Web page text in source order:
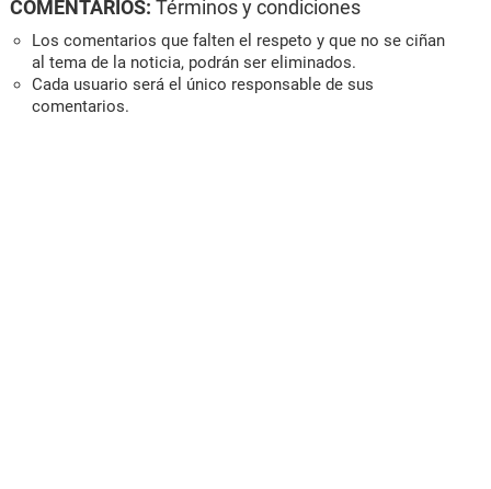
COMENTARIOS: Términos y condiciones
Los comentarios que falten el respeto y que no se ciñan
al tema de la noticia, podrán ser eliminados.
Cada usuario será el único responsable de sus
comentarios.